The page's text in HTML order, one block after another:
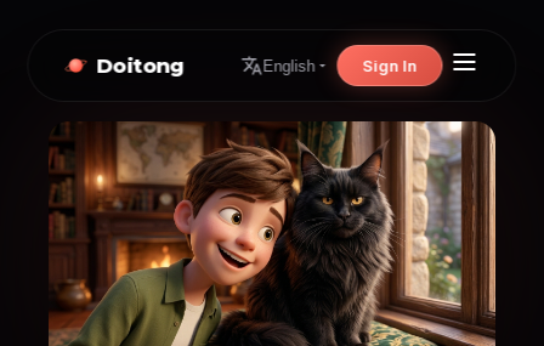
Doitong English Sign In